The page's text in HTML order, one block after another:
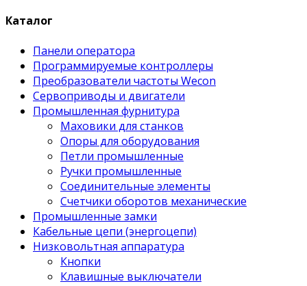
Каталог
Панели оператора
Программируемые контроллеры
Преобразователи частоты Wecon
Сервоприводы и двигатели
Промышленная фурнитура
Маховики для станков
Опоры для оборудования
Петли промышленные
Ручки промышленные
Соединительные элементы
Счетчики оборотов механические
Промышленные замки
Кабельные цепи (энергоцепи)
Низковольтная аппаратура
Кнопки
Клавишные выключатели